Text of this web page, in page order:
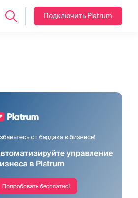
Подключить Platrum